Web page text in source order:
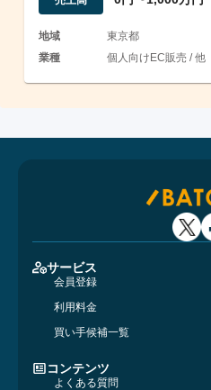
地域
東京都
業種
個人向けEC販売 / 他
サービス
会員登録
利用料金
買い手候補一覧
コンテンツ
よくある質問